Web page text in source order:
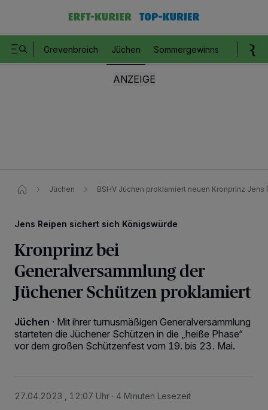
Grevenbroich Jüchen Sommergewinnspiel
Jüchen BSHV Jüchen proklamiert neuen Kronprinz Jens
Jens Reipen sichert sich Königswürde
Kronprinz bei
Generalversammlung der
Jüchener Schützen proklamiert
Jüchen · Mit ihrer turnusmäßigen Generalversammlung
starteten die Jüchener Schützen in die „heiße Phase“
vor dem großen Schützenfest vom 19. bis 23. Mai.
27.04.2023 , 12:07 Uhr 4 Minuten Lesezeit